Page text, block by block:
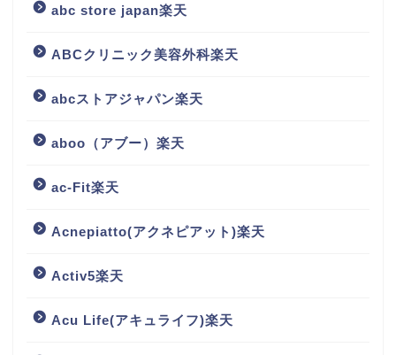
abc store japan楽天
ABCクリニック美容外科楽天
abcストアジャパン楽天
aboo（アブー）楽天
ac-Fit楽天
Acnepiatto(アクネピアット)楽天
Activ5楽天
Acu Life(アキュライフ)楽天